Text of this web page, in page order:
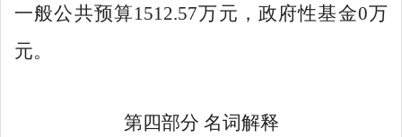
一般公共预算1512.57万元，政府性基金0万
元。
第四部分 名词解释